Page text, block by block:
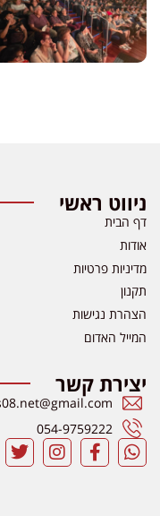
ניווט ראשי
דף הבית
אודות
מדיניות פרטיות
תקנון
הצהרת נגישות
המייל האדום
יצירת קשר
054-9759222